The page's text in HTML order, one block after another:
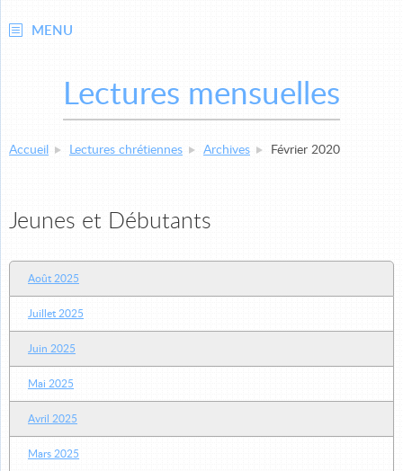
MENU
Lectures mensuelles
Accueil Lectures chrétiennes Archives Février 2020
Jeunes et Débutants
Août 2025
Juillet 2025
Juin 2025
Mai 2025
Avril 2025
Mars 2025